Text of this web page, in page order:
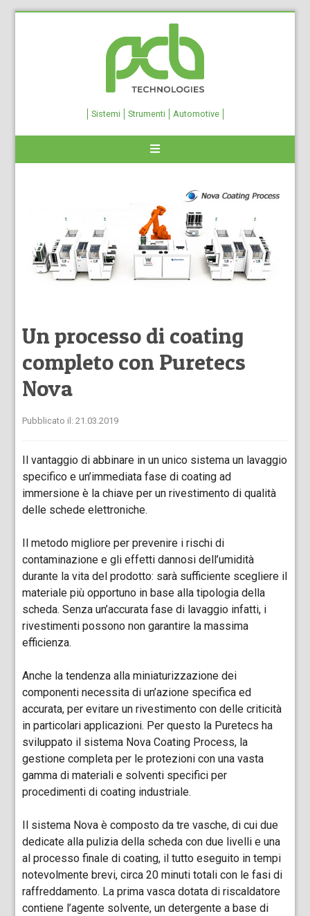
Sistemi Strumenti Automotive
Un processo di coating
completo con Puretecs
Nova
Pubblicato il: 21.03.2019
Il vantaggio di abbinare in un unico sistema un lavaggio
specifico e un’immediata fase di coating ad
immersione è la chiave per un rivestimento di qualità
delle schede elettroniche.
Il metodo migliore per prevenire i rischi di
contaminazione e gli effetti dannosi dell’umidità
durante la vita del prodotto: sarà sufficiente scegliere il
materiale più opportuno in base alla tipologia della
scheda. Senza un’accurata fase di lavaggio infatti, i
rivestimenti possono non garantire la massima
efficienza.
Anche la tendenza alla miniaturizzazione dei
componenti necessita di un’azione specifica ed
accurata, per evitare un rivestimento con delle criticità
in particolari applicazioni. Per questo la Puretecs ha
sviluppato il sistema Nova Coating Process, la
gestione completa per le protezioni con una vasta
gamma di materiali e solventi specifici per
procedimenti di coating industriale.
Il sistema Nova è composto da tre vasche, di cui due
dedicate alla pulizia della scheda con due livelli e una
al processo finale di coating, il tutto eseguito in tempi
notevolmente brevi, circa 20 minuti totali con le fasi di
raffreddamento. La prima vasca dotata di riscaldatore
contiene l’agente solvente, un detergente a base di